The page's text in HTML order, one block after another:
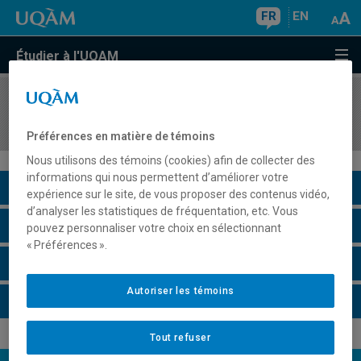
FR EN
Étudier à l'UQAM
COURS//
Description du cours
Horaire - Été 2026
Préférences en matière de témoins
Nous utilisons des témoins (cookies) afin de collecter des
informations qui nous permettent d’améliorer votre
expérience sur le site, de vous proposer des contenus vidéo,
d’analyser les statistiques de fréquentation, etc. Vous
pouvez personnaliser votre choix en sélectionnant
« Préférences ».
Tout refuser
Autoriser les témoins